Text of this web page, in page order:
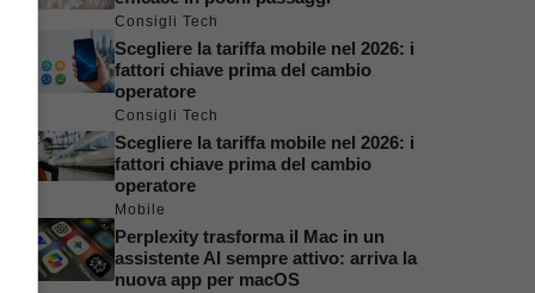
Consigli Tech
Scegliere la tariffa mobile nel 2026: i
fattori chiave prima del cambio
operatore
Consigli Tech
Scegliere la tariffa mobile nel 2026: i
fattori chiave prima del cambio
operatore
Mobile
Perplexity trasforma il Mac in un
assistente AI sempre attivo: arriva la
nuova app per macOS